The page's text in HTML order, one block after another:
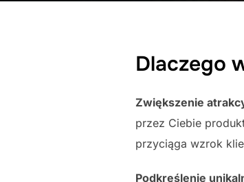
Dlaczego
Zwiększenie
przez Ciebie
przyciąga wzrok
Podkreślenie